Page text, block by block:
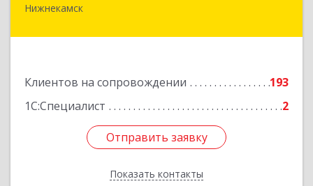
Нижнекамск
Клиентов на сопровождении
193
1С:Специалист
2
Отправить заявку
Показать контакты
423585, Татарстан Респ, Нижнекамский р-н,
Отправить заявку
Назад